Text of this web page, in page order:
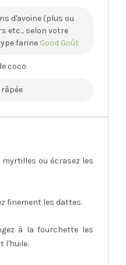
d'avoine (plus ou
etc... selon votre
farine Good Goût
coco
ou écrasez les
finement les dattes.
à la fourchette les
l'huile.